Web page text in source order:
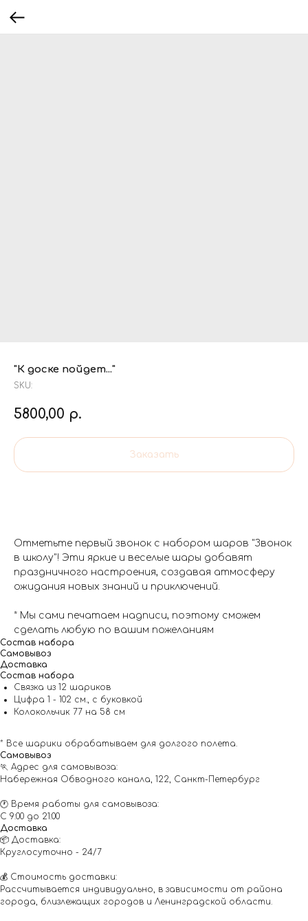
"К доске пойдет..."
SKU:
5800,00 р.
Заказать
Отметьте первый звонок с набором шаров "Звонок
в школу"! Эти яркие и веселые шары добавят
праздничного настроения, создавая атмосферу
ожидания новых знаний и приключений.
* Мы сами печатаем надписи, поэтому сможем
сделать любую по вашим пожеланиям
Состав набора
Самовывоз
Доставка
Состав набора
Связка из 12 шариков
Цифра 1 - 102 см., с буковкой
Колокольчик 77 на 58 см
* Все шарики обрабатываем для долгого полета.
Самовывоз
🏃 Адрес для самовывоза:
Набережная Обводного канала, 122, Санкт-Петербург
🕐 Время работы для самовывоза:
С 9:00 до 21:00
Доставка
📦 Доставка:
Круглосуточно - 24/7
💰 Стоимость доставки:
Рассчитывается индивидуально, в зависимости от района
города, близлежащих городов и Ленинградской области.